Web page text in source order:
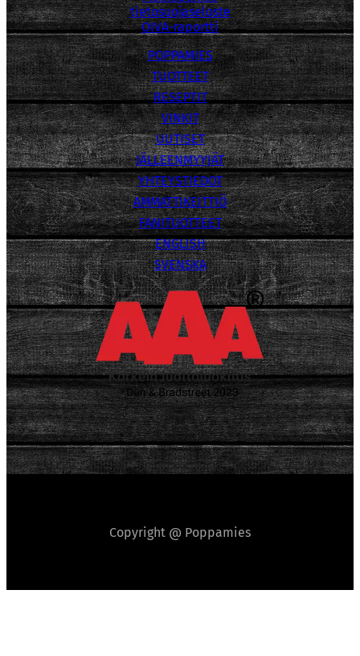
tietosuojaseloste
OIVA-raportti
POPPAMIES
TUOTTEET
RESEPTIT
VINKIT
UUTISET
JÄLLEENMYYJÄT
YHTEYSTIEDOT
AMMATTIKEITTIÖ
FANITUOTTEET
ENGLISH
SVENSKA
Copyright @ Poppamies